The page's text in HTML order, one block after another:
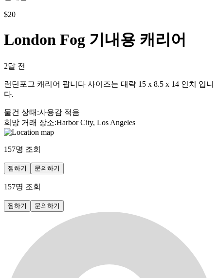
$20
London Fog 기내용 캐리어
2달 전
런던포그 캐리어 팝니다 사이즈는 대략 15 x 8.5 x 14 인치 입니
다.
물건 상태 :사용감 적음
희망 거래 장소:Harbor City, Los Angeles
157명 조회
찜하기 문의하기
157명 조회
찜하기 문의하기